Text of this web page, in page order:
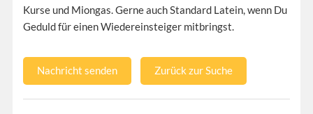
Kurse und Miongas. Gerne auch Standard Latein, wenn Du
Geduld für einen Wiedereinsteiger mitbringst.
Nachricht senden Zurück zur Suche